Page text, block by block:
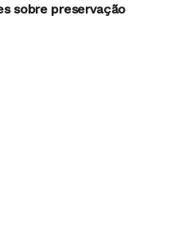
sobre preservação